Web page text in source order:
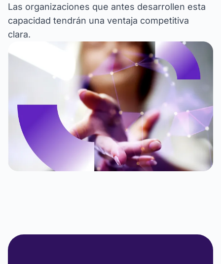
Las organizaciones que antes desarrollen esta
capacidad tendrán una ventaja competitiva
clara.